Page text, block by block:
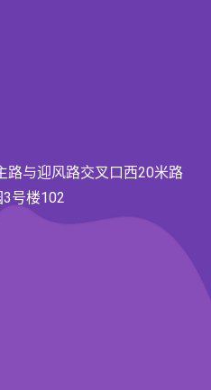
路与迎风路交叉口西20米路
号楼102